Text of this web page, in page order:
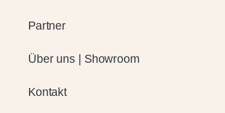
Partner
Über uns | Showroom
Kontakt